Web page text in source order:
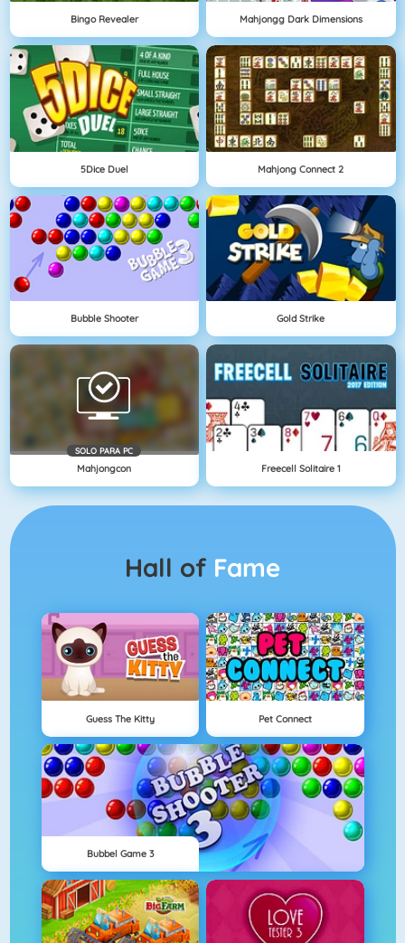
Bingo Revealer Mahjongg Dark Dimensions
5Dice Duel Mahjong Connect 2
Bubble Shooter Gold Strike
SOLO PARA PC
Mahjongcon Freecell Solitaire 1
Hall of Fame
Guess The Kitty Pet Connect
Bubbel Game 3